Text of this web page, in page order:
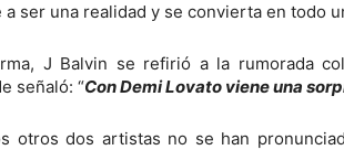
ser una realidad y se convierta en todo
J Balvin se refirió a la rumorada
señaló: “Con Demi Lovato viene una
otros dos artistas no se han